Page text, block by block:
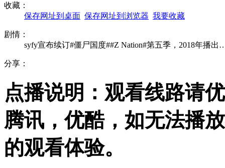
收藏：
保存网址到桌面 保存网址到浏览器 我要收藏
剧情：
syfy宣布续订#僵尸国度##Z Nation#第五季，2018年播
分享：
点播说明 ：观看线路请
腾讯，优酷， 如无法播
的观看体验。